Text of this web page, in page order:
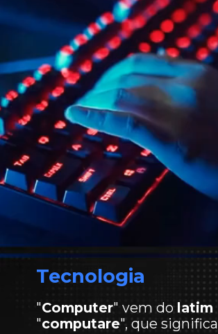
Tecnologia
"Computer" vem do latim
"computare", que significa